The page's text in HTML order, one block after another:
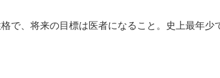
で、将来の目標は医者になること。史上最年少